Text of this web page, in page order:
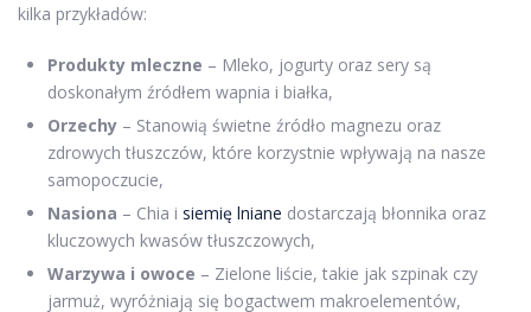
kilka przykładów:
Produkty mleczne – Mleko, jogurty oraz sery są
doskonałym źródłem wapnia i białka,
Orzechy – Stanowią świetne źródło magnezu oraz
zdrowych tłuszczów, które korzystnie wpływają na nasze
samopoczucie,
Nasiona – Chia i siemię lniane dostarczają błonnika oraz
kluczowych kwasów tłuszczowych,
Warzywa i owoce – Zielone liście, takie jak szpinak czy
jarmuż, wyróżniają się bogactwem makroelementów,